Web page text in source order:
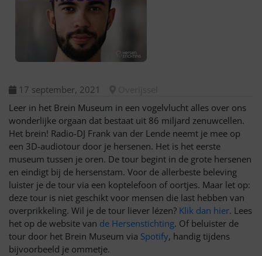
17 september, 2021
Leer in het Brein Museum in een vogelvlucht alles over ons
wonderlijke orgaan dat bestaat uit 86 miljard zenuwcellen.
Het brein! Radio-DJ Frank van der Lende neemt je mee op
een 3D-audiotour door je hersenen. Het is het eerste
museum tussen je oren. De tour begint in de grote hersenen
en eindigt bij de hersenstam. Voor de allerbeste beleving
luister je de tour via een koptelefoon of oortjes. Maar let op:
deze tour is niet geschikt voor mensen die last hebben van
overprikkeling. Wil je de tour liever lézen? Klik dan hier. Lees
het op de website van de Hersenstichting. Of beluister de
tour door het Brein Museum via Spotify, handig tijdens
bijvoorbeeld je ommetje.